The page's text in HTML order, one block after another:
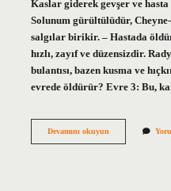
Kaslar giderek gevşer ve
Solunum gürültülüdür,
salgılar birikir. – Hastada
hızlı, zayıf ve düzensizdir.
bulantısı, bazen kusma ve
evrede öldürür? Evre 3: Bu,
Devamını okuyunKanser